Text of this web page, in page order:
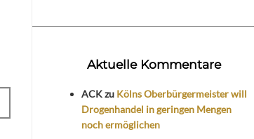
Aktuelle Kommentare
ACKzu Kölns Oberbürgermeister will
Drogenhandel in geringen Mengen
noch ermöglichen